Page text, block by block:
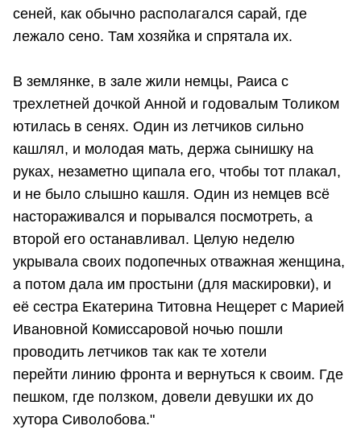
сеней, как обычно располагался сарай, где
лежало сено. Там хозяйка и спрятала их.
В землянке, в зале жили немцы, Раиса с
трехлетней дочкой Анной и годовалым Толиком
ютилась в сенях. Один из летчиков сильно
кашлял, и молодая мать, держа сынишку на
руках, незаметно щипала его, чтобы тот плакал,
и не было слышно кашля. Один из немцев всё
настораживался и порывался посмотреть, а
второй его останавливал. Целую неделю
укрывала своих подопечных отважная женщина,
а потом дала им простыни (для маскировки), и
её сестра Екатерина Титовна Нещерет с Марией
Ивановной Комиссаровой ночью пошли
проводить летчиков так как те хотели
перейти линию фронта и вернуться к своим. Где
пешком, где ползком, довели девушки их до
хутора Сиволобова."